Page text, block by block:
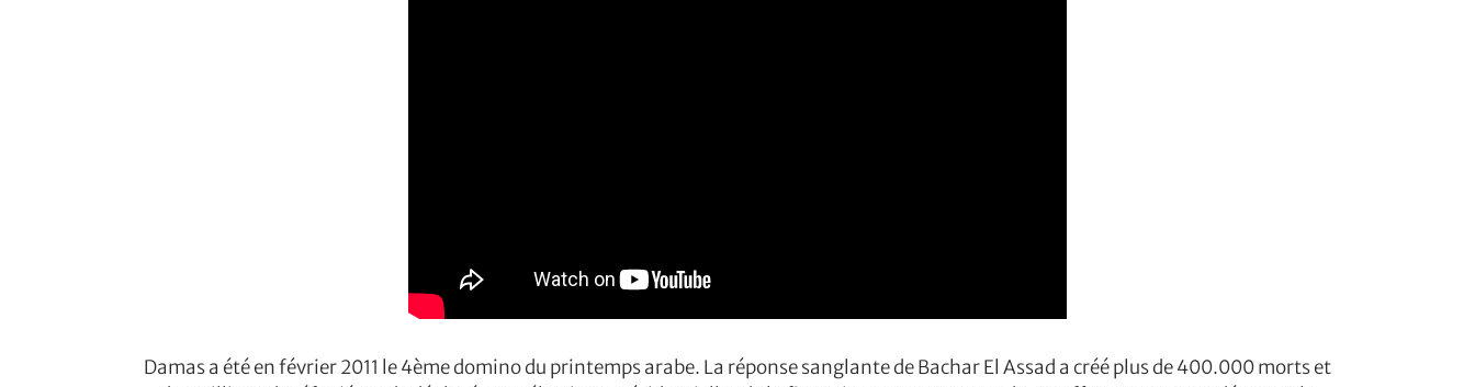
Damas a été en février 2011 le 4ème domino du printemps arabe. La réponse sanglante de Bachar El Assad a créé plus de 400.000 morts et